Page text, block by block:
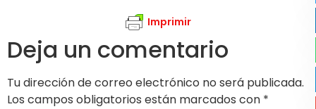
Imprimir
Deja un comentario
Tu dirección de correo electrónico no será publicada.
Los campos obligatorios están marcados con *